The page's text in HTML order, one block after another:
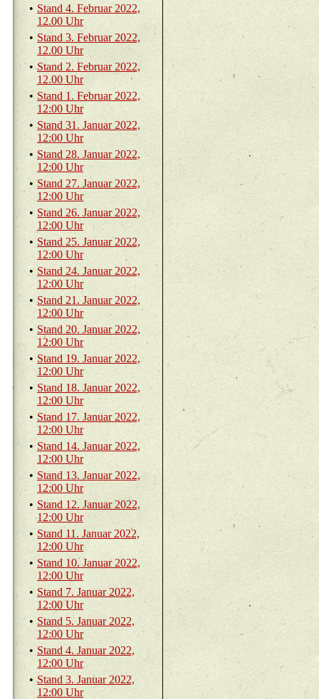
• Stand 4. Fe­bru­ar 2022,
12.00 Uhr
• Stand 3. Fe­bru­ar 2022,
12.00 Uhr
• Stand 2. Fe­bru­ar 2022,
12.00 Uhr
• Stand 1. Fe­bru­ar 2022,
12:00 Uhr
• Stand 31. Ja­nu­ar 2022,
12:00 Uhr
• Stand 28. Ja­nu­ar 2022,
12:00 Uhr
• Stand 27. Ja­nu­ar 2022,
12:00 Uhr
• Stand 26. Ja­nu­ar 2022,
12:00 Uhr
• Stand 25. Ja­nu­ar 2022,
12:00 Uhr
• Stand 24. Ja­nu­ar 2022,
12:00 Uhr
• Stand 21. Ja­nu­ar 2022,
12:00 Uhr
• Stand 20. Ja­nu­ar 2022,
12:00 Uhr
• Stand 19. Ja­nu­ar 2022,
12:00 Uhr
• Stand 18. Ja­nu­ar 2022,
12:00 Uhr
• Stand 17. Ja­nu­ar 2022,
12:00 Uhr
• Stand 14. Ja­nu­ar 2022,
12:00 Uhr
• Stand 13. Ja­nu­ar 2022,
12:00 Uhr
• Stand 12. Ja­nu­ar 2022,
12:00 Uhr
• Stand 11. Ja­nu­ar 2022,
12:00 Uhr
• Stand 10. Ja­nu­ar 2022,
12:00 Uhr
• Stand 7. Ja­nu­ar 2022,
12:00 Uhr
• Stand 5. Ja­nu­ar 2022,
12:00 Uhr
• Stand 4. Ja­nu­ar 2022,
12:00 Uhr
• Stand 3. Ja­nu­ar 2022,
12:00 Uhr